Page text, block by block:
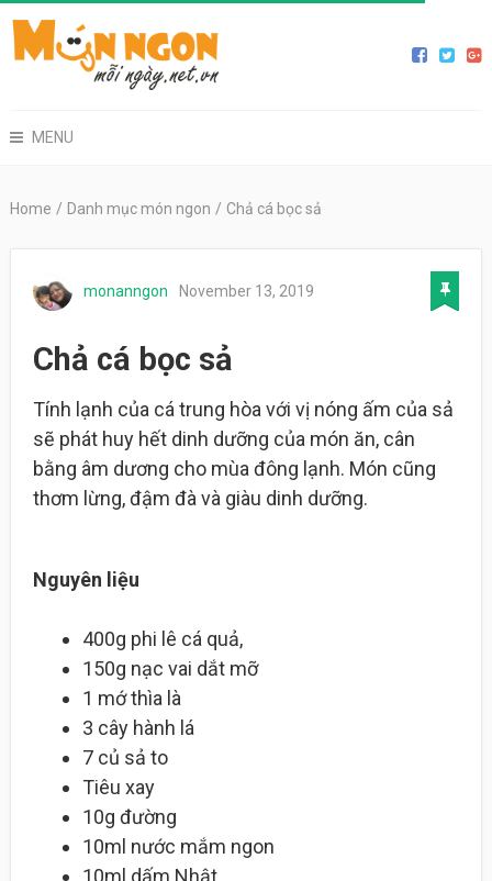
MENU
Home / Danh mục món ngon / Chả cá bọc sả
monanngon November 13, 2019
Chả cá bọc sả
Tính lạnh của cá trung hòa với vị nóng ấm của sả
sẽ phát huy hết dinh dưỡng của món ăn, cân
bằng âm dương cho mùa đông lạnh. Món cũng
thơm lừng, đậm đà và giàu dinh dưỡng.
Nguyên liệu
400g phi lê cá quả,
150g nạc vai dắt mỡ
1 mớ thìa là
3 cây hành lá
7 củ sả to
Tiêu xay
10g đường
10ml nước mắm ngon